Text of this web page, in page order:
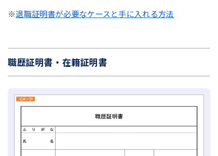
※退職証明書が必要なケースと手に入れる方法
職歴証明書・在籍証明書